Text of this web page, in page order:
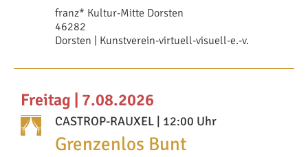
franz* Kultur-Mitte Dorsten
46282
Dorsten | Kunstverein-virtuell-visuell-e.-v.
Freitag | 7.08.2026
CASTROP-RAUXEL | 12:00 Uhr
Grenzenlos Bunt